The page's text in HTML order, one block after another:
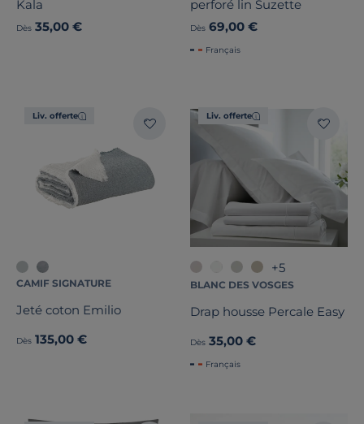
Kala
Dès 35,00 €
perforé lin Suzette
Dès 69,00 €
Français
Liv. offerte
CAMIF SIGNATURE
Jeté coton Emilio
Dès 135,00 €
Liv. offerte
+5
BLANC DES VOSGES
Drap housse Percale Easy
Dès 35,00 €
Français